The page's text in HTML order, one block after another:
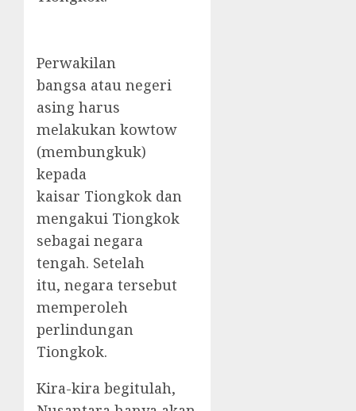
Perwakilan
bangsa atau negeri
asing harus
melakukan kowtow
(membungkuk)
kepada
kaisar Tiongkok dan
mengakui Tiongkok
sebagai negara
tengah. Setelah
itu, negara tersebut
memperoleh
perlindungan
Tiongkok.
Kira-kira begitulah,